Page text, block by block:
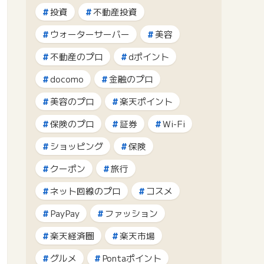
投資
不動産投資
ウォーターサーバー
美容
不動産のプロ
dポイント
docomo
金融のプロ
美容のプロ
楽天ポイント
保険のプロ
証券
Wi-Fi
ショッピング
保険
クーポン
旅行
ネット回線のプロ
コスメ
PayPay
ファッション
楽天経済圏
楽天市場
グルメ
Pontaポイント